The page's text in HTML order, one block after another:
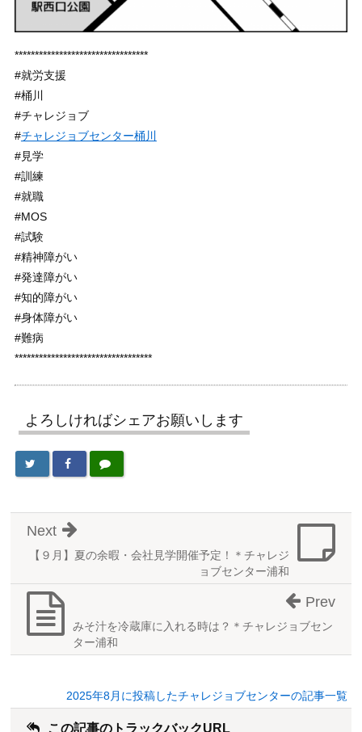
*********************************
#就労支援
#桶川
#チャレジョブ
#チャレジョブセンター桶川
#見学
#訓練
#就職
#MOS
#試験
#精神障がい
#発達障がい
#知的障がい
#身体障がい
#難病
**********************************
よろしければシェアお願いします
【９月】夏の余暇・会社見学開催予定！＊チャレジ
ョブセンター浦和
Next
みそ汁を冷蔵庫に入れる時は？＊チャレジョブセン
ター浦和
Prev
2025年8月に投稿したチャレジョブセンターの記事一覧
この記事のトラックバックURL